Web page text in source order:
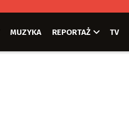
MUZYKA REPORTAŻ TV